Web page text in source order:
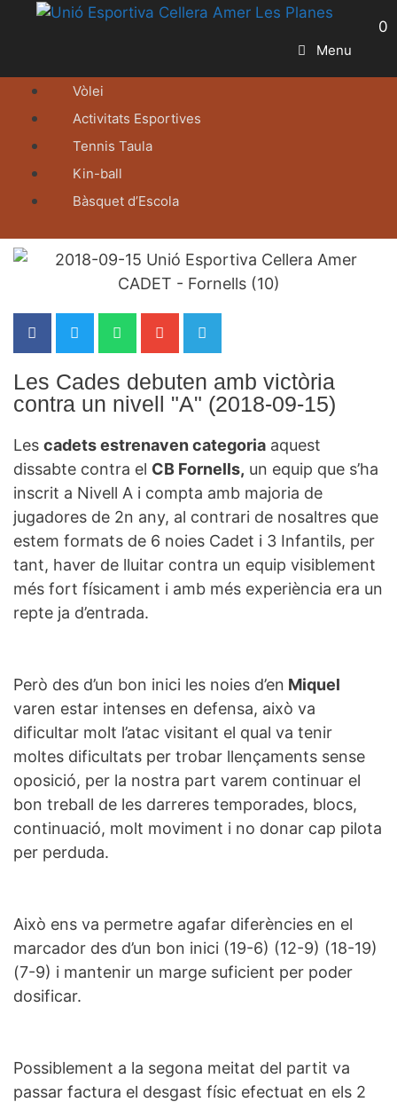
0
Menu
Vòlei
Activitats Esportives
Tennis Taula
Kin-ball
Bàsquet d’Escola
Les Cades debuten amb victòria
contra un nivell "A" (2018-09-15)
Les cadets estrenaven categoria aquest
dissabte contra el CB Fornells, un equip que s’ha
inscrit a Nivell A i compta amb majoria de
jugadores de 2n any, al contrari de nosaltres que
estem formats de 6 noies Cadet i 3 Infantils, per
tant, haver de lluitar contra un equip visiblement
més fort físicament i amb més experiència era un
repte ja d’entrada.
Però des d’un bon inici les noies d’en Miquel
varen estar intenses en defensa, això va
dificultar molt l’atac visitant el qual va tenir
moltes dificultats per trobar llençaments sense
oposició, per la nostra part varem continuar el
bon treball de les darreres temporades, blocs,
continuació, molt moviment i no donar cap pilota
per perduda.
Això ens va permetre agafar diferències en el
marcador des d’un bon inici (19-6) (12-9) (18-19)
(7-9) i mantenir un marge suficient per poder
dosificar.
Possiblement a la segona meitat del partit va
passar factura el desgast físic efectuat en els 2